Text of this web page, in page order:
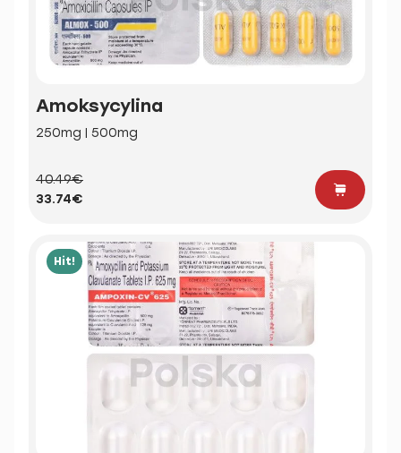
Amoksycylina
250mg | 500mg
40.49€
33.74€
Hit!